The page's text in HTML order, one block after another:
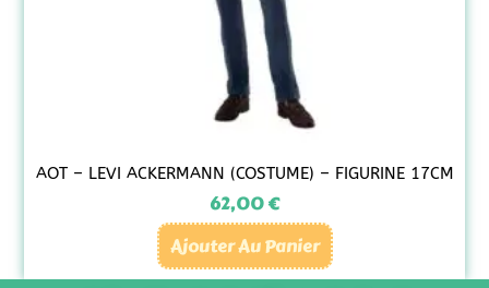
AOT – LEVI ACKERMANN (COSTUME) – FIGURINE 17CM
62,00€
Ajouter Au Panier